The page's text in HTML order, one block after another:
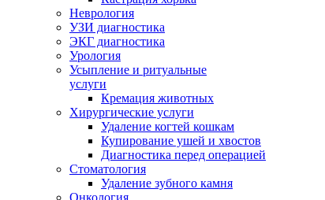
Неврология
УЗИ диагностика
ЭКГ диагностика
Урология
Усыпление и ритуальные
услуги
Кремация животных
Хирургические услуги
Удаление когтей кошкам
Купирование ушей и хвостов
Диагностика перед операцией
Стоматология
Удаление зубного камня
Онкология